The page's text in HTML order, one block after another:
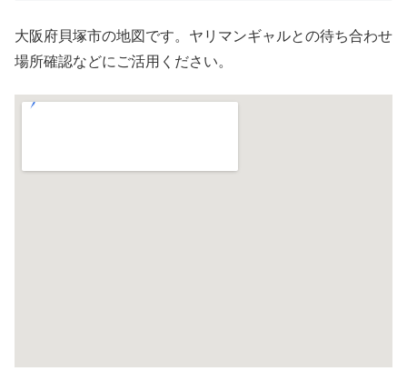
大阪府貝塚市の地図です。ヤリマンギャルとの待ち合わせ
場所確認などにご活用ください。